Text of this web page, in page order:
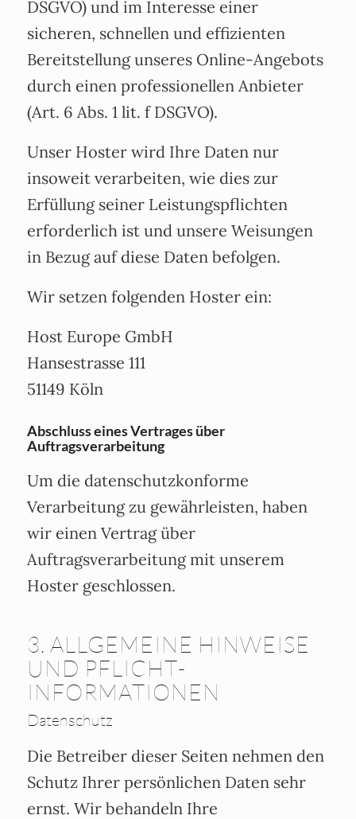
DSGVO) und im Interesse einer
sicheren, schnellen und effizienten
Bereitstellung unseres Online-Angebots
durch einen professionellen Anbieter
(Art. 6 Abs. 1 lit. f DSGVO).
Unser Hoster wird Ihre Daten nur
insoweit verarbeiten, wie dies zur
Erfüllung seiner Leistungspflichten
erforderlich ist und unsere Weisungen
in Bezug auf diese Daten befolgen.
Wir setzen folgenden Hoster ein:
Host Europe GmbH
Hansestrasse 111
51149 Köln
Abschluss eines Vertrages über
Auftragsverarbeitung
Um die datenschutzkonforme
Verarbeitung zu gewährleisten, haben
wir einen Vertrag über
Auftragsverarbeitung mit unserem
Hoster geschlossen.
3. ALLGEMEINE HINWEISE
UND PFLICHT­
INFORMATIONEN
Datenschutz
Die Betreiber dieser Seiten nehmen den
Schutz Ihrer persönlichen Daten sehr
ernst. Wir behandeln Ihre